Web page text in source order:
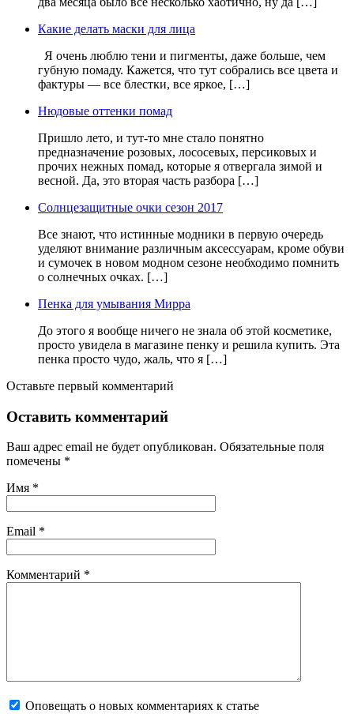
Какие делать маски для лица
Я очень люблю тени и пигменты, даже больше, чем
губную помаду. Кажется, что тут собрались все цвета и
фактуры — все блестки, все яркое, […]
Нюдовые оттенки помад
Пришло лето, и тут-то мне стало понятно
предназначение розовых, лососевых, персиковых и
прочих нежных помад, которые я отвергала зимой и
весной. Да, это вторая часть разбора […]
Солнцезащитные очки сезон 2017
Все знают, что истинные модники в первую очередь
уделяют внимание различным аксессуарам, кроме обуви
и сумочек в новом модном сезоне необходимо помнить
о солнечных очках. […]
Пенка для умывания Мирра
До этого я вообще ничего не знала об этой косметике,
просто увидела в магазине пенку и решила купить. Эта
пенка просто чудо, жаль, что я […]
Оставьте первый комментарий
Оставить комментарий
Ваш адрес email не будет опубликован. Обязательные поля
помечены *
Имя *
Email *
Комментарий *
Оповещать о новых комментариях к статье